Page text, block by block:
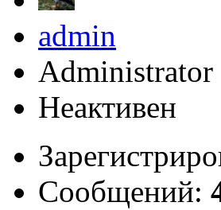
admin
Administrator
Неактивен
Сообщений: